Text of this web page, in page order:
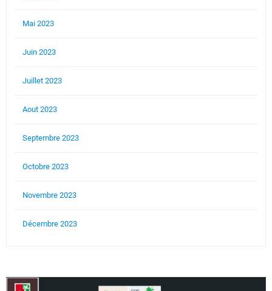
Mai 2023
Juin 2023
Juillet 2023
Aout 2023
Septembre 2023
Octobre 2023
Novembre 2023
Décembre 2023